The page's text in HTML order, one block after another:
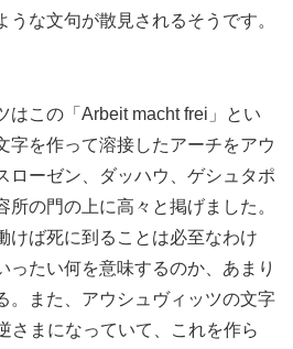
うな文句が散見されるそうです。
はこの「Arbeit macht frei」とい
字を作って溶接したアーチをアウ
ローゼン、ダッハウ、ゲシュタポ
の門の上に高々と掲げました。
けば死に到ることは必至なわけ
ったい何を意味するのか、あまり
。また、アウシュヴィッツの文字
さまになっていて、これを作ら